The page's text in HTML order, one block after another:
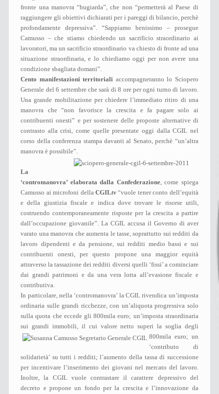
fronte una manovra “bugiarda”, che non “permetterà al Paese di
raggiungere gli obiettivi dichiarati per i pareggi di bilancio, perchè
profondamente depressiva”. “Sappiamo benissimo – prosegue
Camusso – che stiamo chiedendo un sacrificio straordinario ai
lavoratori, ma un sacrificio straordinario va chiesto di fronte ad una
situazione straordinaria, e lo chiediamo oggi per non avere una
condizione sbagliata domani”.
Cento manifestazioni territoriali accompagneranno lo Sciopero
Generale del 6 settembre che sarà di 8 ore per ogni turno di lavoro.
Una grande mobilitazione per chiedere l’immediato ritiro di una
manovra che “non favorisce la crescita e fa pagare solo ai
contribuenti onesti” e per sostenere delle proposte alternative di
contrasto alla crisi, come quelle presentate oggi dalla CGIL nel
corso della conferenza stampa davanti al Senato, perchè “un’altra
manovra è possibile”.
La
‘contromanovra’ elaborata dalla Confederazione, come spiega
Camusso ai microfoni della CGILtv “vuole tener conto dell’equità
e della giustizia fiscale e indica dove trovare le risorse utili,
costruendo contemporaneamente risposte per la crescita a partire
dall’occupazione giovanile”. La CGIL accusa il Governo di aver
varato una manovra che aumenta le tasse, soprattutto sui redditi da
lavoro dipendenti e da pensione, sui redditi medio bassi e sui
contribuenti onesti, per questo propone una maggior equità
attraverso la tassazione dei redditi diversi quelli ‘fissi’ a cominciare
dai grandi patrimoni e da una vera lotta all’evasione fiscale e
contributiva.
In particolare, nella ‘contromanovra’ la CGIL rivendica un’imposta
ordinaria sulle grandi ricchezze, con un’aliquota progressiva solo
sulla quota che eccede gli 800mila euro; un’imposta straordinaria
sui grandi immobili, il cui valore netto superi la soglia degli
800mila euro; un
‘contributo di
solidarietà’ su tutti i redditi; l’aumento della tassa di successione
per incentivare l’inserimento dei giovani nel mercato del lavoro.
Inoltre, la CGIL vuole contrastare il carattere depressivo del
decreto e propone un fondo per la crescita e l’innovazione da